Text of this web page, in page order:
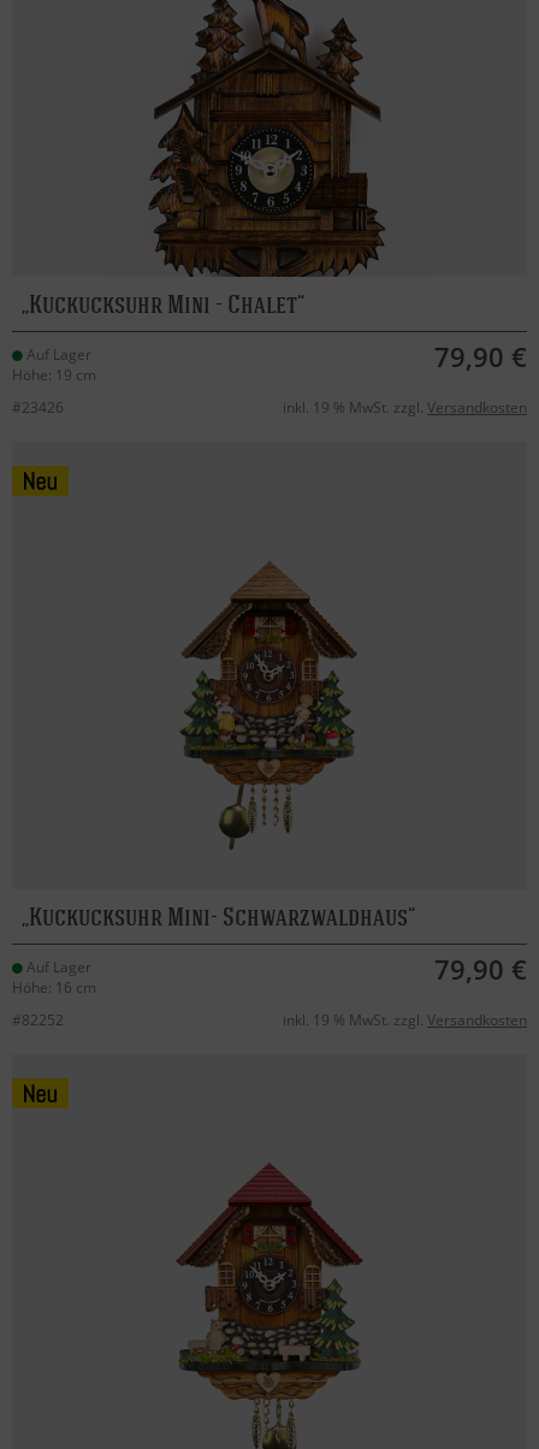
Kuckucksuhr Mini - Chalet
Auf Lager
Höhe: 19 cm
79,90 €
#23426 inkl. 19 % MwSt. zzgl. Versandkosten
Kuckucksuhr Mini- Schwarzwaldhaus
Auf Lager
Höhe: 16 cm
79,90 €
#82252 inkl. 19 % MwSt. zzgl. Versandkosten